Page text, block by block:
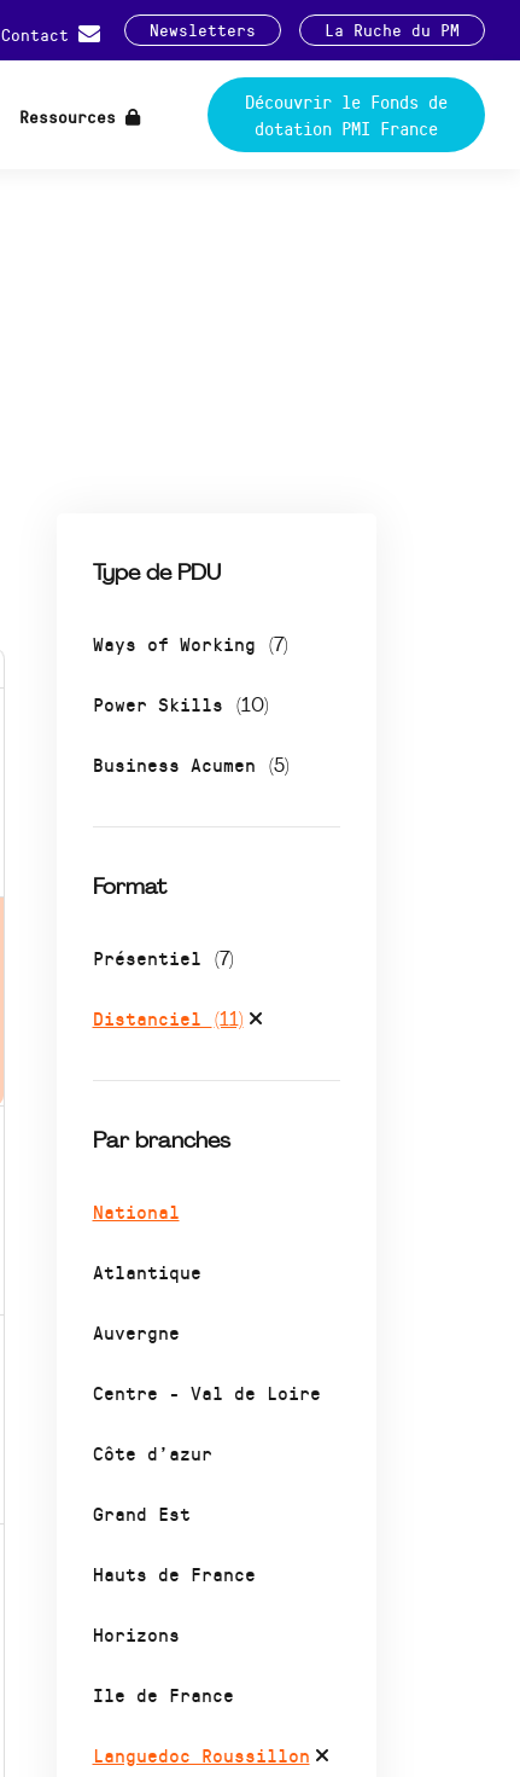
Contact Newsletters La Ruche du PM
Ressources
Découvrir le Fonds de
dotation PMI France
Type de PDU
Ways of Working (7)
Power Skills (10)
Business Acumen (5)
Format
Présentiel (7)
Distanciel (11)
Par branches
National
Atlantique
Auvergne
Centre - Val de Loire
Côte d’azur
Grand Est
Hauts de France
Horizons
Ile de France
Languedoc Roussillon